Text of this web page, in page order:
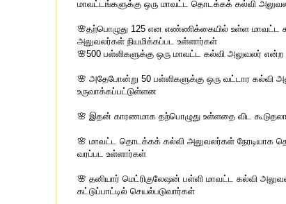
மாவட்டங்களுக்கு ஒரு மாவட்ட தொடக்கக் கல்வி
🌸தற்பொழுது 125 என எண்ணிக்கையில் உள்ள மாவட்ட
அலுவலர்கள் நியமிக்கப்பட உள்ளார்கள்
🌸500 பள்ளிகளுக்கு ஒரு மாவட்ட கல்வி அலுவலர்
🌸 அதேபோன்று 50 பள்ளிகளுக்கு ஒரு வட்டார கல்வி
உருவாக்கப்பட்டுள்ளன
🌸 இதன் காரணமாக தற்பொழுது உள்ளதை விட
🌸 மாவட்ட தொடக்கக் கல்வி அலுவலர்கள் நேரடியாக
வரப்பட உள்ளார்கள்
🌸 தனியார் மெட்ரிகுலேஷன் பள்ளி மாவட்ட கல்வி
கட்டுப்பாட்டில் செயல்படுவார்கள்